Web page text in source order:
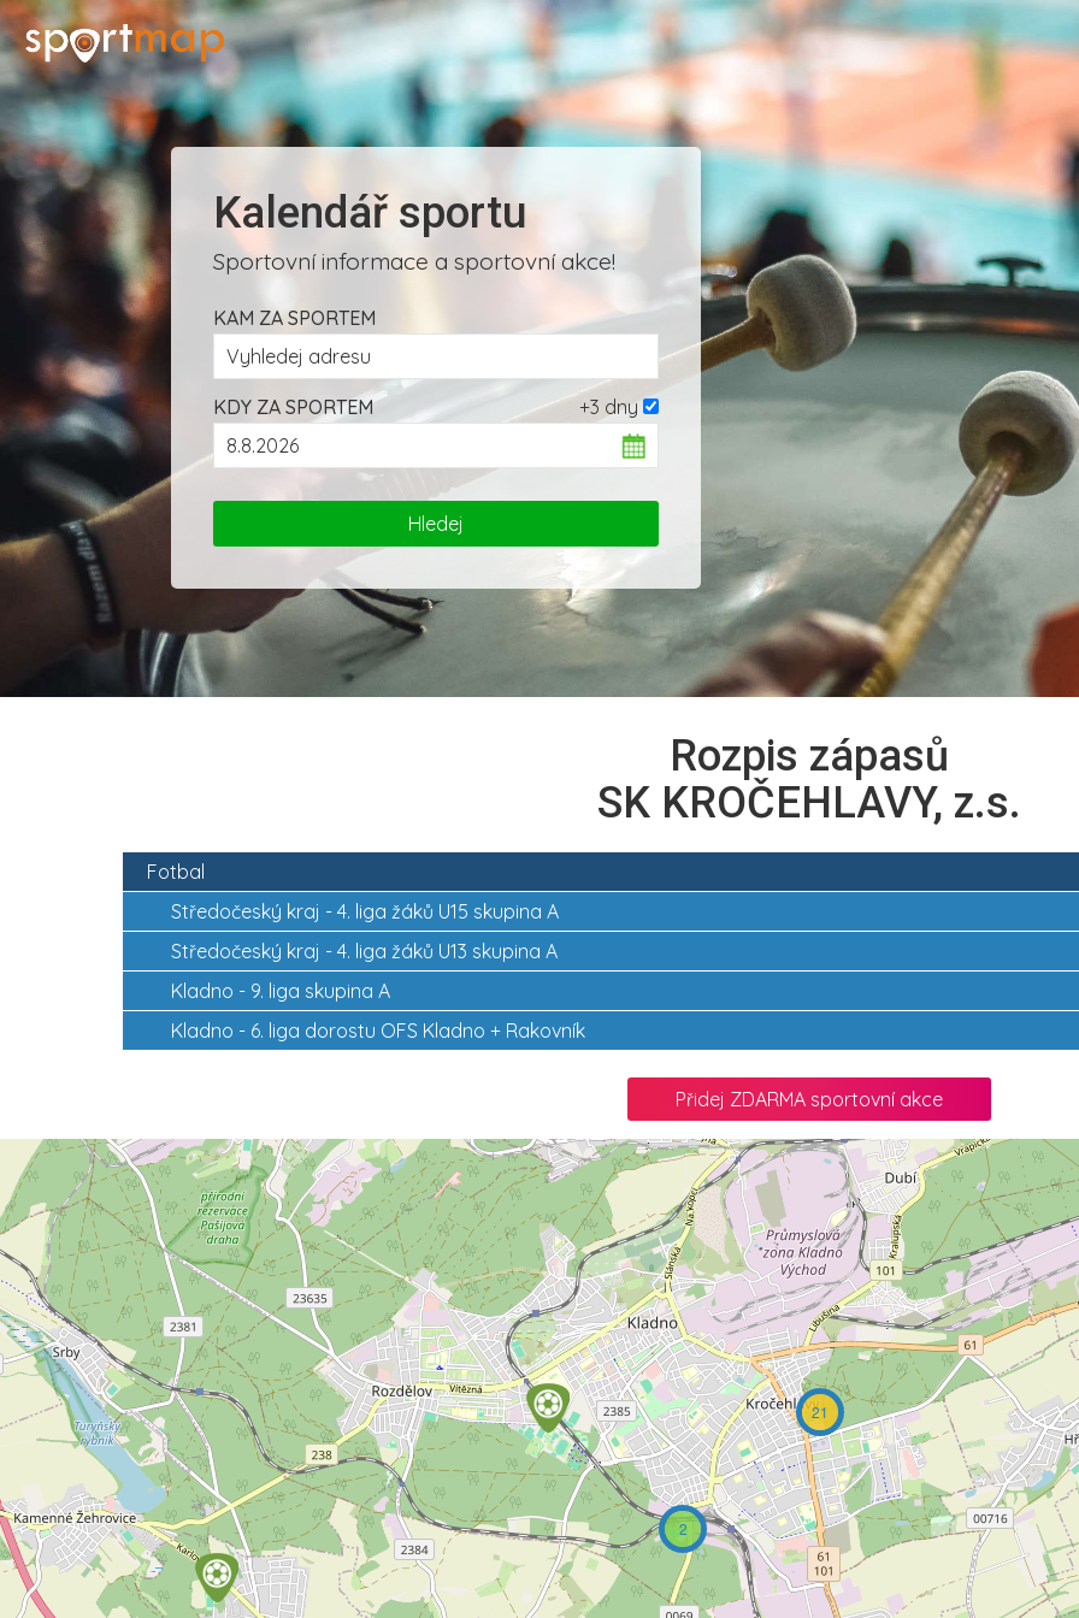
Kalendář sportu
Sportovní informace a sportovní akce!
KAM ZA SPORTEM
+3 dny
KDY ZA SPORTEM
Rozpis zápasů
SK KROČEHLAVY, z.s.
Fotbal
Středočeský kraj - 4. liga žáků U15 skupina A
Středočeský kraj - 4. liga žáků U13 skupina A
Kladno - 9. liga skupina A
Kladno - 6. liga dorostu OFS Kladno + Rakovník
Přidej ZDARMA sportovní akce
2
21